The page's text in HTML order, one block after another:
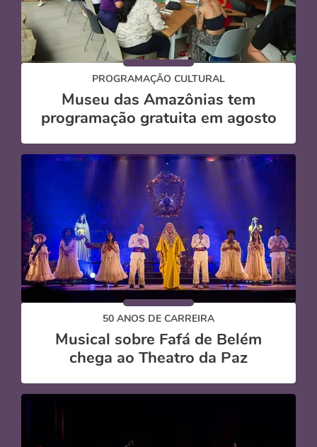
PROGRAMAÇÃO CULTURAL
Museu das Amazônias tem
programação gratuita em agosto
50 ANOS DE CARREIRA
Musical sobre Fafá de Belém
chega ao Theatro da Paz